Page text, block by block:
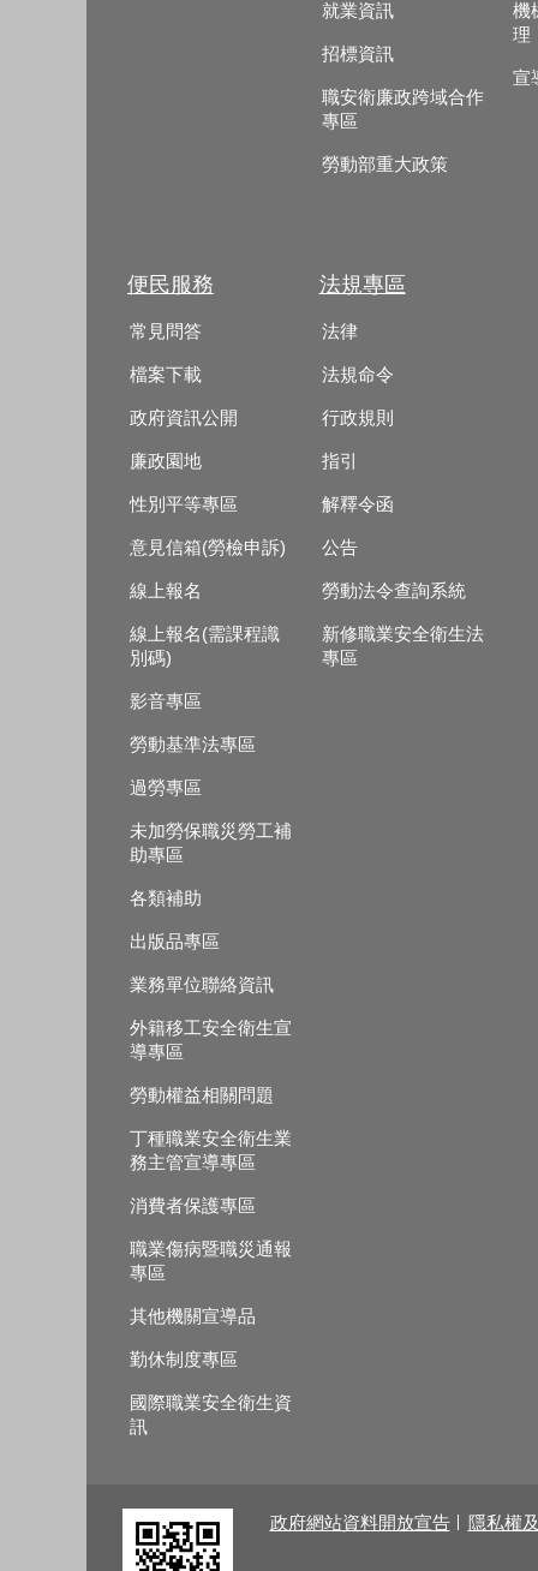
就業資訊
招標資訊
職安衛廉政跨域合作
專區
勞動部重大政策
機
理
宣
便民服務
常見問答
檔案下載
政府資訊公開
廉政園地
性別平等專區
意見信箱(勞檢申訴)
線上報名
線上報名(需課程識
別碼)
影音專區
勞動基準法專區
過勞專區
未加勞保職災勞工補
助專區
各類補助
出版品專區
業務單位聯絡資訊
外籍移工安全衛生宣
導專區
勞動權益相關問題
丁種職業安全衛生業
務主管宣導專區
消費者保護專區
職業傷病暨職災通報
專區
其他機關宣導品
勤休制度專區
國際職業安全衛生資
訊
法規專區
法律
法規命令
行政規則
指引
解釋令函
公告
勞動法令查詢系統
新修職業安全衛生法
專區
政府網站資料開放宣告 隱私權